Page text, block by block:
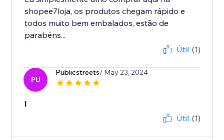
shopee7loja, os produtos chegam rápido e
todos muito bem embalados, estão de
parabéns...
Útil (1)
PU
Publicstreets/ May 23, 2024
l
Útil (1)